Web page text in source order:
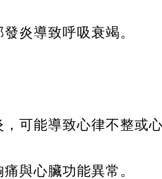
炎導致呼吸衰竭。
可能導致心律不整或心
與心臟功能異常。